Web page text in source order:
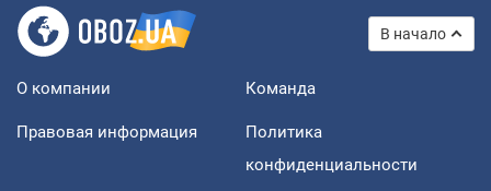
В начало
О компании Команда
Правовая информация
Политика
конфиденциальности